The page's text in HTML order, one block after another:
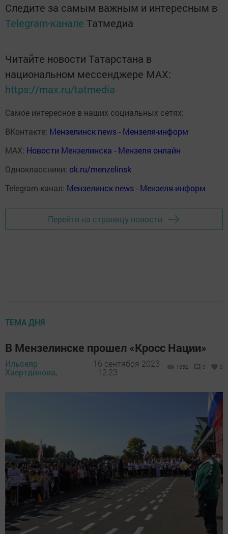
Следите за самым важным и интересным в
Telegram-канале Татмедиа
Читайте новости Татарстана в
национальном мессенджере MАХ:
https://max.ru/tatmedia
Самое интересное в наших социальных сетях:
ВКонтакте: Мензелинск news - Мензеля-информ
MAX: Новости Мензелинска - Мензеля онлайн
Одноклассники: ok.ru/menzelinsk
Telegram-канал: Мензелинск news - Мензеля-информ
Перейти на страницу новости
ТЕМА ДНЯ
В Мензелинске прошел «Кросс Нации»
Ильсеяр
Хаертдинова,
16 сентября 2023
- 12:23
1052 0 0